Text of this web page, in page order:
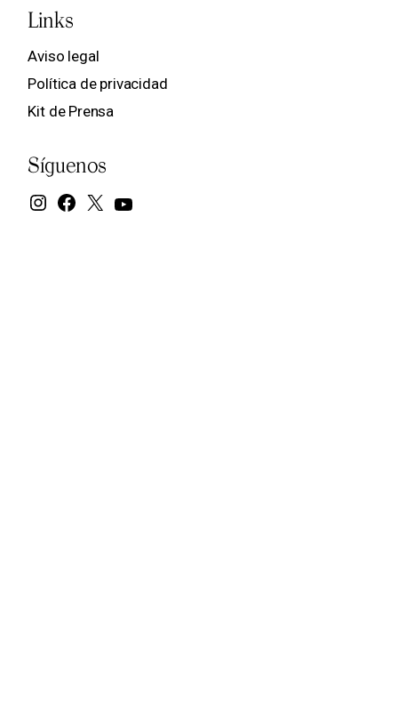
Links
Aviso legal
Política de privacidad
Kit de Prensa
Síguenos
Instagram
Facebook
X YouTube